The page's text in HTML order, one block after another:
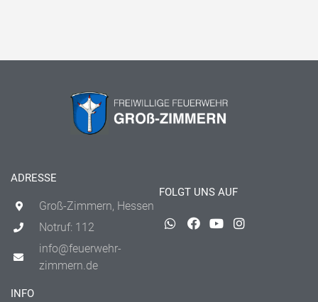
ADRESSE
Groß-Zimmern, Hessen
Notruf: 112
info@feuerwehr-
zimmern.de
FOLGT UNS AUF
INFO